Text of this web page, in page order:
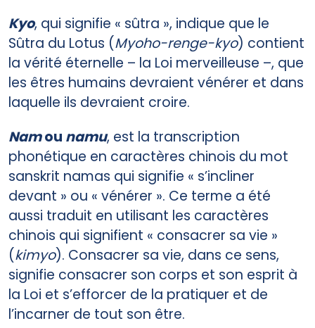
Kyo, qui signifie « sûtra », indique que le
Sûtra du Lotus (Myoho-renge-kyo) contient
la vérité éternelle – la Loi merveilleuse –, que
les êtres humains devraient vénérer et dans
laquelle ils devraient croire.
Namou namu, est la transcription
phonétique en caractères chinois du mot
sanskrit namas qui signifie « s’incliner
devant » ou « vénérer ». Ce terme a été
aussi traduit en utilisant les caractères
chinois qui signifient « consacrer sa vie »
(kimyo). Consacrer sa vie, dans ce sens,
signifie consacrer son corps et son esprit à
la Loi et s’efforcer de la pratiquer et de
l’incarner de tout son être.